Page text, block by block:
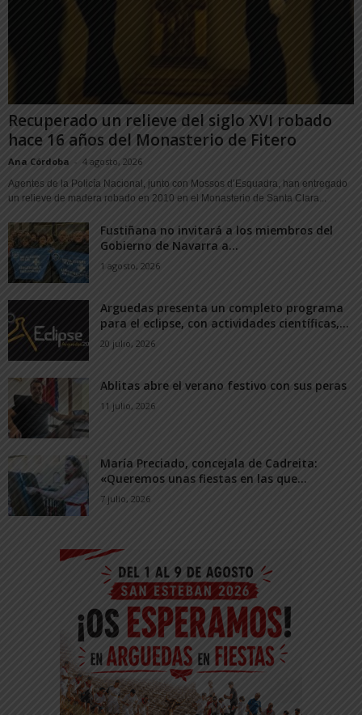
Recuperado un relieve del siglo XVI robado
hace 16 años del Monasterio de Fitero
Ana Córdoba - 4 agosto, 2026
Agentes de la Policía Nacional, junto con Mossos d’Esquadra, han entregado
un relieve de madera robado en 2010 en el Monasterio de Santa Clara...
Fustiñana no invitará a los miembros del
Gobierno de Navarra a...
1 agosto, 2026
Arguedas presenta un completo programa
para el eclipse, con actividades científicas,...
20 julio, 2026
Ablitas abre el verano festivo con sus peras
11 julio, 2026
María Preciado, concejala de Cadreita:
«Queremos unas fiestas en las que...
7 julio, 2026